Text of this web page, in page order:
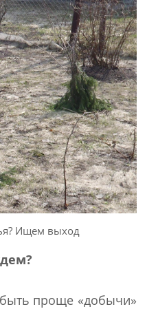
Ищем выход
проще «добычи»